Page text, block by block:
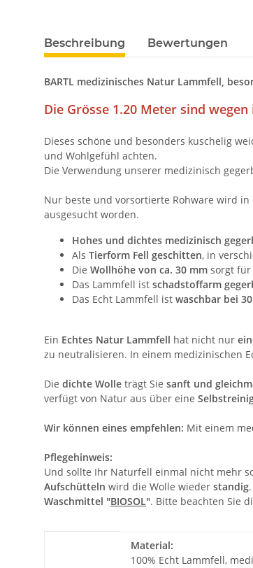
Beschreibung Bewertungen
BARTL medizinisches Natur Lammfell,
Die Grösse 1.20 Meter sind
Dieses schöne und besonders kuschelig
und Wohlgefühl achten.
Die Verwendung unserer medizinisch
Nur beste und vorsortierte Rohware wird
ausgesucht worden.
Hohes und dichtes medizinisch
Als Tierform Fell geschitten, in
Die Wollhöhe von ca. 30 mm sorgt für
Das Lammfell ist schadstoffarm
Das Echt Lammfell ist waschbar bei
Ein Echtes Natur Lammfell hat nicht nur
zu neutralisieren. In einem medizinischen
Die dichte Wolle trägt Sie sanft und
verfügt von Natur aus über eine
Wir können eines empfehlen: Mit einem
Pflegehinweis:
Und sollte Ihr Naturfell einmal nicht mehr
Aufschütteln wird die Wolle wieder standig
Waschmittel "BIOSOL". Bitte beachten Sie
ProdukteigenschaftMaterial:
100% Echt Lammfell,